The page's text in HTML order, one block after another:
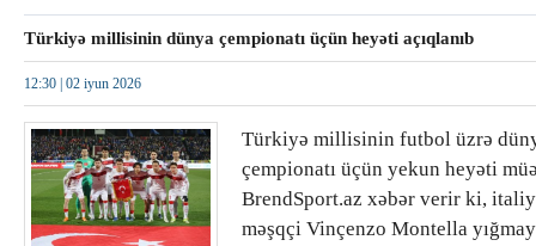
Türkiyə millisinin dünya çempionatı üçün heyəti açıqlanıb
12:30 | 02 iyun 2026
Türkiyə millisinin futbol üzrə
çempionatı üçün yekun heyəti
BrendSport.az xəbər verir ki,
məşqçi Vinçenzo Montella